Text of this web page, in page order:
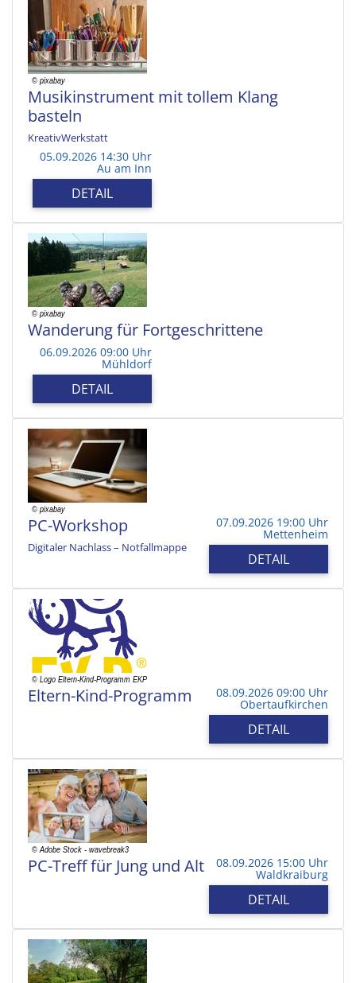
Musikinstrument mit tollem Klang
basteln
KreativWerkstatt
05.09.2026 14:30 Uhr
Au am Inn
DETAIL
Wanderung für Fortgeschrittene
06.09.2026 09:00 Uhr
Mühldorf
DETAIL
PC-Workshop
Digitaler Nachlass – Notfallmappe
07.09.2026 19:00 Uhr
Mettenheim
DETAIL
Eltern-Kind-Programm 08.09.2026 09:00 Uhr
Obertaufkirchen
DETAIL
PC-Treff für Jung und Alt 08.09.2026 15:00 Uhr
Waldkraiburg
DETAIL